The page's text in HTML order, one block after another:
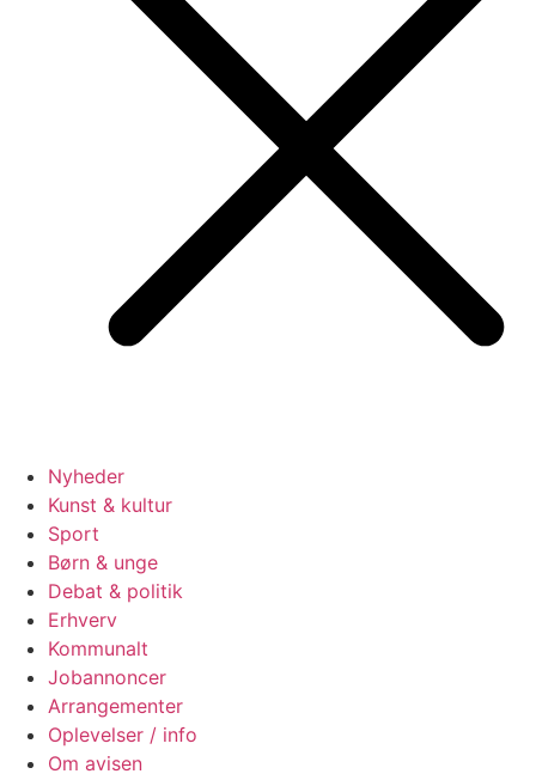
Nyheder
Kunst & kultur
Sport
Børn & unge
Debat & politik
Erhverv
Kommunalt
Jobannoncer
Arrangementer
Oplevelser / info
Om avisen